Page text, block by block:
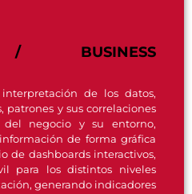
/ BUSINESS
de los datos,
y sus correlaciones
del negocio y su entorno,
de forma gráfica
de dashboards interactivos,
para los distintos niveles
generando indicadores